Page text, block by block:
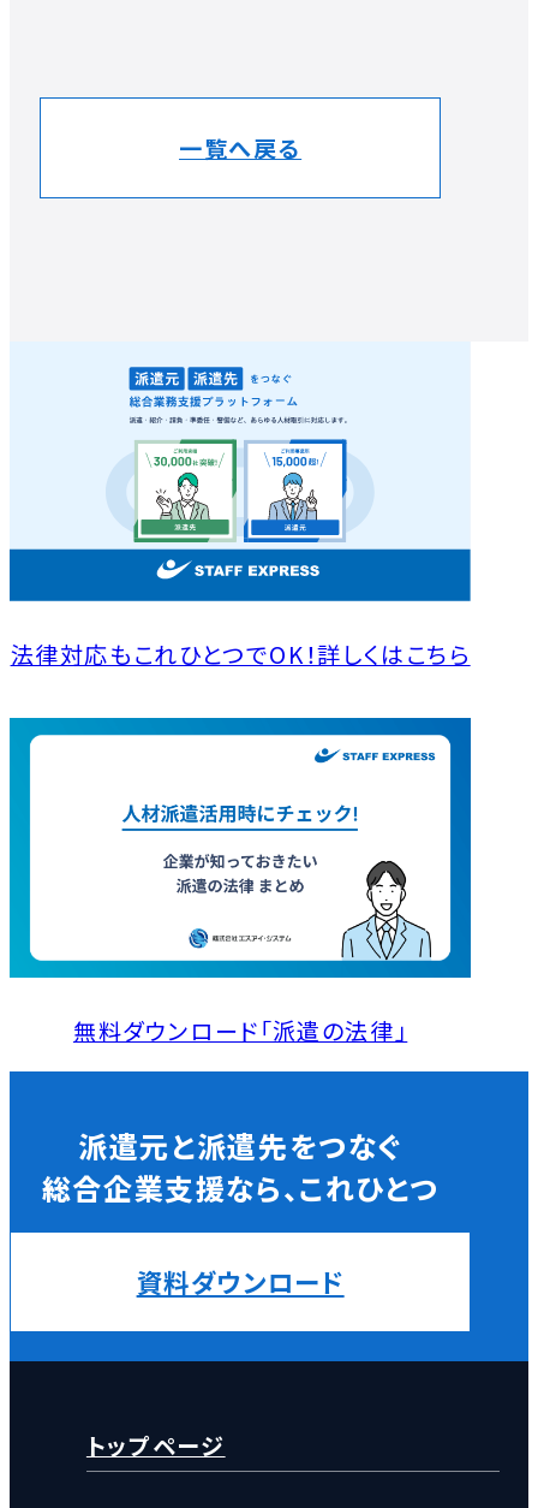
一覧へ戻る
法律対応もこれひとつでOK！詳しくはこちら
無料ダウンロード「派遣の法律」
派遣元と派遣先をつなぐ
総合企業支援なら、これひとつ
資料ダウンロード
トップページ